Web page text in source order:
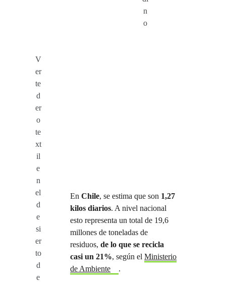
n
o
V
er
te
d
er
o
te
xt
il
e
n
el
d
e
si
er
to
d
e
EnChile, se estima que son 1,27
kilos diarios. A nivel nacional
esto representa un total de 19,6
millones de toneladas de
residuos,de lo que se recicla
casi un 21%, según elMinisterio
de Ambiente
.